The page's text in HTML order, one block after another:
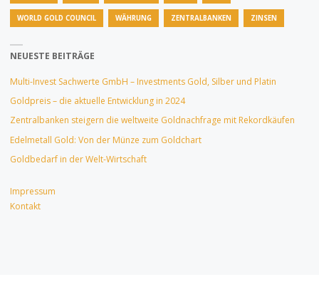
WORLD GOLD COUNCIL WÄHRUNG ZENTRALBANKEN ZINSEN
NEUESTE BEITRÄGE
Multi-Invest Sachwerte GmbH – Investments Gold, Silber und Platin
Goldpreis – die aktuelle Entwicklung in 2024
Zentralbanken steigern die weltweite Goldnachfrage mit Rekordkäufen
Edelmetall Gold: Von der Münze zum Goldchart
Goldbedarf in der Welt-Wirtschaft
Impressum
Kontakt